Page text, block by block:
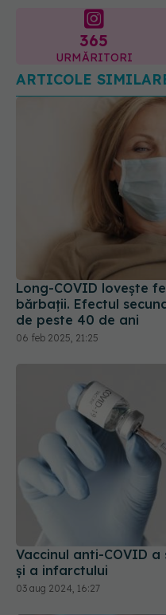
365
URMĂRITORI
ARTICOLE
Long-COVID lovește
bărbații. Efectul
de peste 40 de ani
06 feb 2025, 21:25
Vaccinul anti-COVID
și a infarctului
03 aug 2024, 16:27